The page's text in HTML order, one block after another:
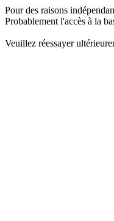
Pour des raisons
Probablement l'accès à la
Veuillez réessayer